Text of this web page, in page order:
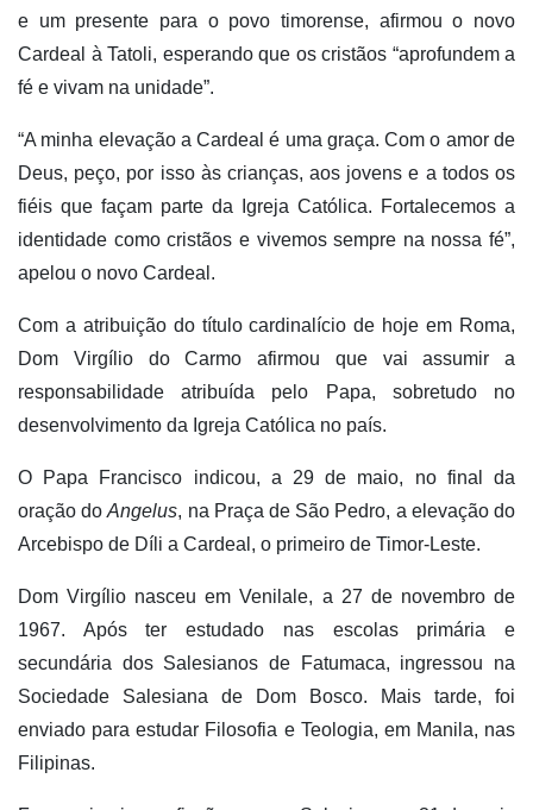
e um presente para o povo timorense, afirmou o novo
Cardeal à Tatoli, esperando que os cristãos “aprofundem a
fé e vivam na unidade”.
“A minha elevação a Cardeal é uma graça. Com o amor de
Deus, peço, por isso às crianças, aos jovens e a todos os
fiéis que façam parte da Igreja Católica. Fortalecemos a
identidade como cristãos e vivemos sempre na nossa fé”,
apelou o novo Cardeal.
Com a atribuição do título cardinalício de hoje em Roma,
Dom Virgílio do Carmo afirmou que vai assumir a
responsabilidade atribuída pelo Papa, sobretudo no
desenvolvimento da Igreja Católica no país.
O Papa Francisco indicou, a 29 de maio, no final da
oração doAngelus, na Praça de São Pedro, a elevação do
Arcebispo de Díli a Cardeal, o primeiro de Timor-Leste.
Dom Virgílio nasceu em Venilale, a 27 de novembro de
1967. Após ter estudado nas escolas primária e
secundária dos Salesianos de Fatumaca, ingressou na
Sociedade Salesiana de Dom Bosco. Mais tarde, foi
enviado para estudar Filosofia e Teologia, em Manila, nas
Filipinas.